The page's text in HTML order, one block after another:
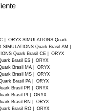
| ORYX SIMULATIONS Quark
Quark Brasil AM |
Quark Brasil CE | ORYX
Brasil ES | ORYX
Brasil MA | ORYX
Brasil MS | ORYX
Brasil PA | ORYX
Brasil PR | ORYX
Brasil PI | ORYX
Brasil RN | ORYX
Brasil RO | ORYX